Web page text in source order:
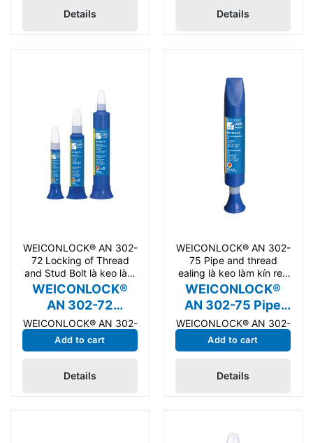
cho bảo trì, cơ khí, sản
Details
làm kín ren ống dùng
công nghiệp, nhập khẩu
Đức chính hãng.
Details
WEICONLOCK® AN 302-
72 Locking of Thread
and Stud Bolt là keo làm
kín ren ống: Cường
WEICONLOCK®
AN 302-72
Locking of
Threads and Stud
Bolts
WEICONLOCK® AN 302-
72 Locking of Threads
and Stud Bolts là keo
làm kín ren ống: Cường
Add to cart
Details
WEICONLOCK® AN 302-
75 Pipe and thread
ealing là keo làm kín ren
ống: Cường độ cao,
WEICONLOCK®
AN 302-75 Pipe
and thread sealing
WEICONLOCK® AN 302-
75 Pipe and thread
sealing là keo làm kín ren
ống: Cường độ cao,
Add to cart
Details